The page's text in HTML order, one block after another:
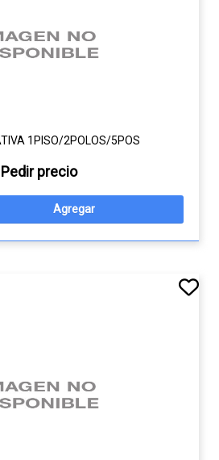
1PISO/2POLOS/5POS
Pedir precio